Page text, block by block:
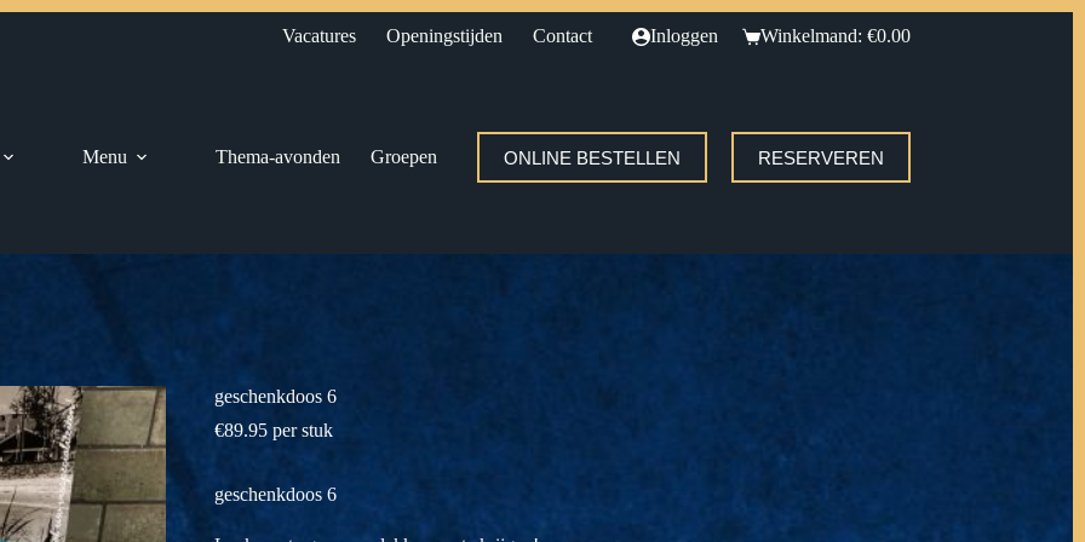
Vacatures Openingstijden Contact Inloggen Winkelmand: €0.00
Menu Thema-avonden Groepen ONLINE BESTELLEN RESERVEREN
geschenkdoos 6
€89.95 per stuk
geschenkdoos 6